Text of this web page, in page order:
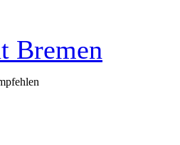
Bremen